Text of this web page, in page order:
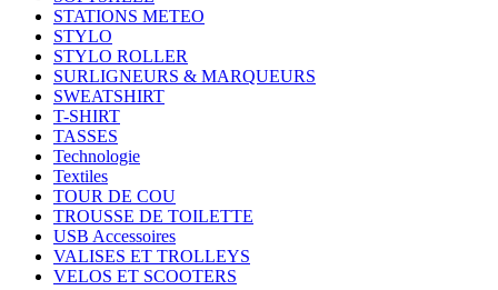
STATIONS METEO
STYLO
STYLO ROLLER
SURLIGNEURS & MARQUEURS
SWEATSHIRT
T-SHIRT
TASSES
Technologie
Textiles
TOUR DE COU
TROUSSE DE TOILETTE
USB Accessoires
VALISES ET TROLLEYS
VELOS ET SCOOTERS